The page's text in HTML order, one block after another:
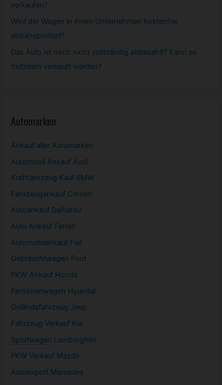
verkaufen?
Wird der Wagen in ihrem Unternehmen kostenfrei
abtransportiert?
Das Auto ist noch nicht vollständig abbezahlt? Kann es
trotzdem verkauft werden?
Automarken
Ankauf aller Automarken
Automobil Ankauf Audi
Kraftfahrzeug Kauf BMW
Fahrzeugankauf Citroen
Autoankauf Daihatsu
Auto Ankauf Ferrari
Automobilankauf Fiat
Gebrauchtwagen Ford
PKW Ankauf Honda
Personenwagen Hyundai
Geländefahrzeug Jeep
Fahrzeug Verkauf Kia
Sportwagen Lamborghini
PKW Verkauf Mazda
Autoexport Mercedes